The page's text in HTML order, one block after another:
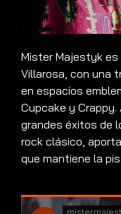
Mister Majestyk es
Villarosa, con una
en espacios
Cupcake y
grandes éxitos de
rock clásico,
que mantiene la